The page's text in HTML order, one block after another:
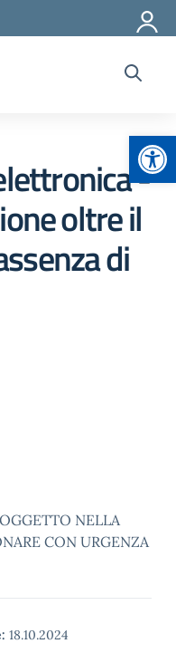
-
oltre il
di
NELLA
CON URGENZA
18.10.2024